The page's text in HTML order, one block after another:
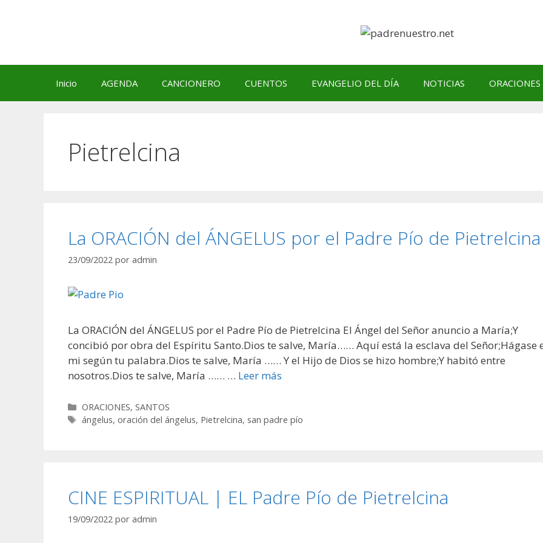
Inicio AGENDA CANCIONERO CUENTOS EVANGELIO DEL DÍA NOTICIAS ORACIONES
Pietrelcina
La ORACIÓN del ÁNGELUS por el Padre Pío de Pietrelcina
23/09/2022 por admin
La ORACIÓN del ÁNGELUS por el Padre Pío de Pietrelcina El Ángel del Señor anuncio a María;Y
concibió por obra del Espíritu Santo.Dios te salve, María…… Aquí está la esclava del Señor;Hágase
mi según tu palabra.Dios te salve, María …… Y el Hijo de Dios se hizo hombre;Y habitó entre
nosotros.Dios te salve, María …… … Leer más
Categorías
ORACIONES,SANTOS
Etiquetas
ángelus,oración del ángelus, Pietrelcina, san padre pío
CINE ESPIRITUAL | EL Padre Pío de Pietrelcina
19/09/2022 por admin